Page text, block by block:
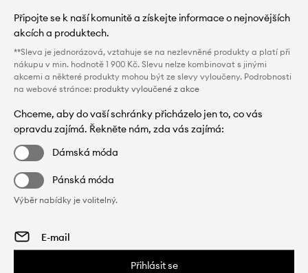
Připojte se k naší komunitě a získejte informace o nejnovějších
akcích a produktech.
**Sleva je jednorázová, vztahuje se na nezlevněné produkty a platí při
nákupu v min. hodnotě 1 900 Kč. Slevu nelze kombinovat s jinými
akcemi a některé produkty mohou být ze slevy vyloučeny. Podrobnosti
na webové stránce: produkty vyloučené z akce
Chceme, aby do vaší schránky přicházelo jen to, co vás
opravdu zajímá. Řekněte nám, zda vás zajímá:
Dámská móda
Pánská móda
Výběr nabídky je volitelný.
Přihlásit se